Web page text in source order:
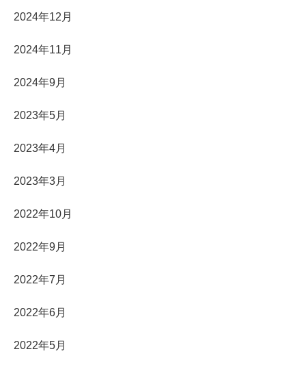
2024年12月
2024年11月
2024年9月
2023年5月
2023年4月
2023年3月
2022年10月
2022年9月
2022年7月
2022年6月
2022年5月